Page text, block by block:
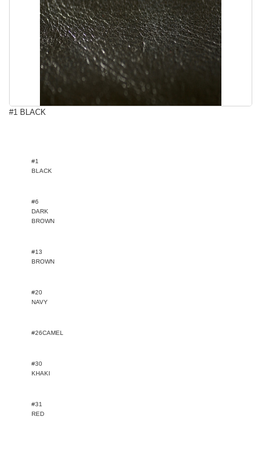
#1 BLACK
#1
BLACK
#6
DARK
BROWN
#13
BROWN
#20
NAVY
#26CAMEL
#30
KHAKI
#31
RED